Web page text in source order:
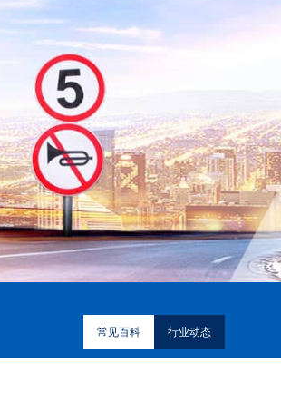
常见百科 行业动态